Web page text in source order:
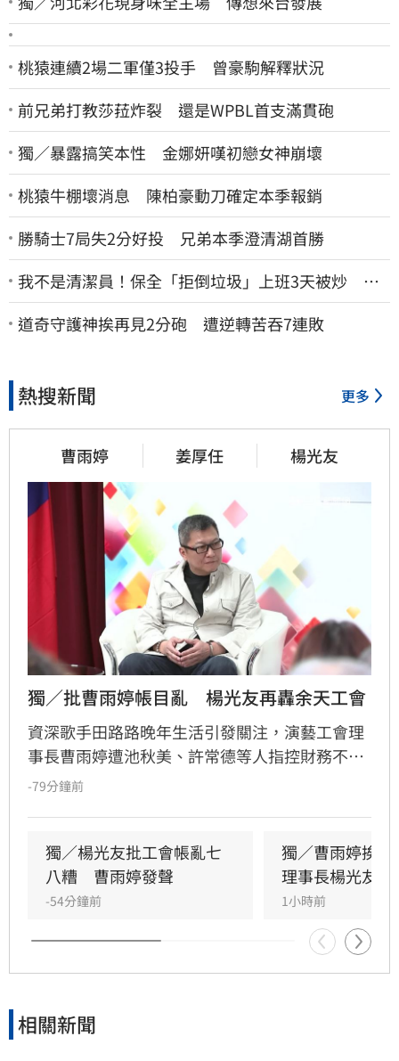
桃猿連續2場二軍僅3投手 曾豪駒解釋狀況
前兄弟打教莎菈炸裂 還是WPBL首支滿貫砲
獨／暴露搞笑本性 金娜妍嘆初戀女神崩壞
桃猿牛棚壞消息 陳柏豪動刀確定本季報銷
勝騎士7局失2分好投 兄弟本季澄清湖首勝
我不是清潔員！保全「拒倒垃圾」上班3天被炒 找
法院討公道結果出爐
道奇守護神挨再見2分砲 遭逆轉苦吞7連敗
熱搜新聞 更多
曹雨婷 姜厚任 楊光友
獨／批曹雨婷帳目亂　楊光友再轟余天工會
資深歌手田路路晚年生活引發關注，演藝工會理
事長曹雨婷遭池秋美、許常德等人指控財務不透
明及未照顧資深藝人，引發演藝圈軒然大波。針
會無關，更直言演藝圈工會林立現象混亂，強調
自己成立的台灣演藝人員協會運作順利，不願捲
入紛爭。這場關於藝人工會權益與財務管理的爭
議，隨著各界大咖發聲，讓演藝圈內部矛盾浮上
檯面，也凸顯了資深藝人照護制度的結構性問
題，引發社會廣泛關注與討論。
-79分鐘前
獨／楊光友批工會帳亂七
八糟　曹雨婷發聲
-54分鐘前
獨／曹雨婷挨
理事長楊光友開
1小時前
相關新聞